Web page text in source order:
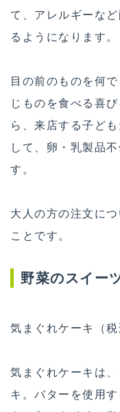
て、アレルギーな
るようになります。
目の前のものを何
じものを食べる喜
ら、来店する子ど
して、卵・乳製品
す。
大人の方の注文に
ことです。
野菜のスイー
気まぐれケーキ（税
気まぐれケーキは
キ。バターを使用